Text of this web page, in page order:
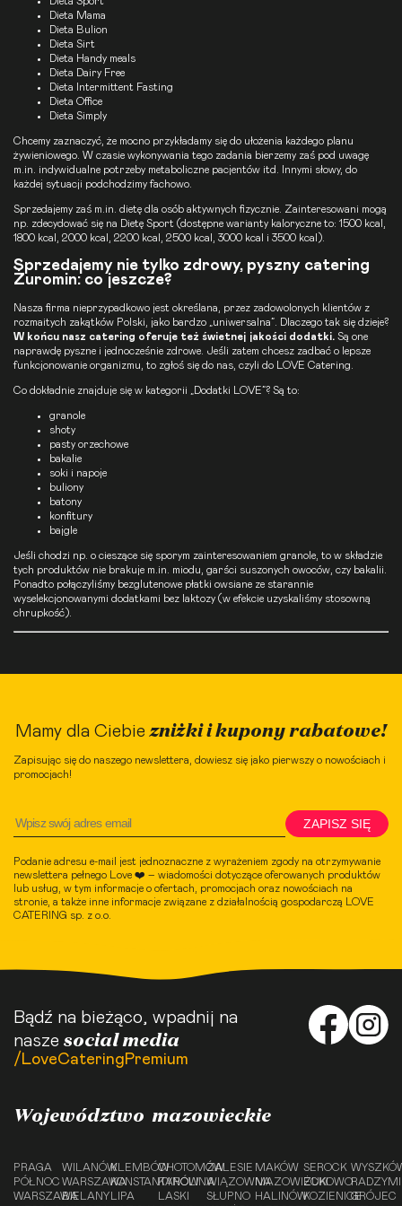
Dieta Mama
Dieta Bulion
Dieta Sirt
Dieta Handy meals
Dieta Dairy Free
Dieta Intermittent Fasting
Dieta Office
Dieta Simply
Chcemy zaznaczyć, że mocno przykładamy się do ułożenia każdego planu
żywieniowego. W czasie wykonywania tego zadania bierzemy zaś pod uwagę
m.in. indywidualne potrzeby metaboliczne pacjentów itd. Innymi słowy, do
każdej sytuacji podchodzimy fachowo.
Sprzedajemy zaś m.in. dietę dla osób aktywnych fizycznie. Zainteresowani mogą
np. zdecydować się na Dietę Sport (dostępne warianty kaloryczne to: 1500 kcal,
1800 kcal, 2000 kcal, 2200 kcal, 2500 kcal, 3000 kcal i 3500 kcal).
Sprzedajemy nie tylko zdrowy, pyszny catering
Żuromin: co jeszcze?
Nasza firma nieprzypadkowo jest określana, przez zadowolonych klientów z
rozmaitych zakątków Polski, jako bardzo „uniwersalna”. Dlaczego tak się dzieje?
W końcu nasz catering oferuje też świetnej jakości dodatki. Są one
naprawdę pyszne i jednocześnie zdrowe. Jeśli zatem chcesz zadbać o lepsze
funkcjonowanie organizmu, to zgłoś się do nas, czyli do LOVE Catering.
Co dokładnie znajduje się w kategorii „Dodatki LOVE”? Są to:
granole
shoty
pasty orzechowe
bakalie
soki i napoje
buliony
batony
konfitury
bajgle
Jeśli chodzi np. o cieszące się sporym zainteresowaniem granole, to w składzie
tych produktów nie brakuje m.in. miodu, garści suszonych owoców, czy bakalii.
Ponadto połączyliśmy bezglutenowe płatki owsiane ze starannie
wyselekcjonowanymi dodatkami bez laktozy (w efekcie uzyskaliśmy stosowną
chrupkość).
Mamy dla Ciebie zniżki i kupony rabatowe!
Zapisując się do naszego newslettera, dowiesz się jako pierwszy o nowościach i
promocjach!
ZAPISZ SIĘ
Podanie adresu e-mail jest jednoznaczne z wyrażeniem zgody na otrzymywanie
newslettera pełnego Love ❤️ – wiadomości dotyczące oferowanych produktów
lub usług, w tym informacje o ofertach, promocjach oraz nowościach na
stronie, a także inne informacje związane z działalnością gospodarczą LOVE
CATERING sp. z o.o.
Bądź na bieżąco, wpadnij na
nasze social media
/LoveCateringPremium
Województwo mazowieckie
PRAGA
PÓŁNOC
WARSZAWA
WILANÓW
WARSZAWA
BIELANY
KLEMBÓW
KONSTANTYNÓW
LIPA
CHOTOMÓW
KAROLINA
LASKI
ZALESIE
WIĄZOWNA
SŁUPNO
MAKÓW
MAZOWIECKI
HALINÓW
SEROCK
ŻUKOWO
KOZIENICEGRÓJEC